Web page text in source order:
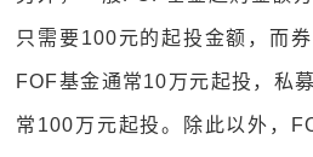
只需要100元的起投金额，而
FOF基金通常10万元起投，私
常100万元起投。除此以外，